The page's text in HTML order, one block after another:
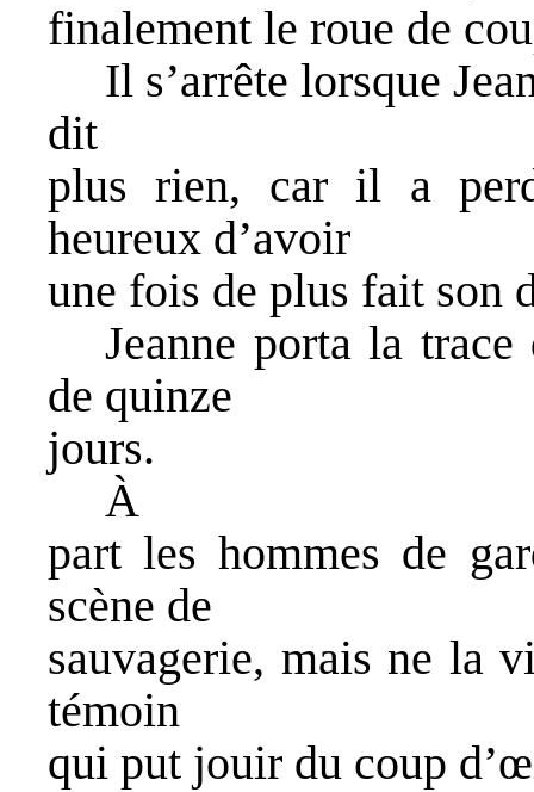
finalement le roue de
Il s’arrête lorsque
dit
plus rien, car il a
heureux d’avoir
une fois de plus fait son
Jeanne porta la
de quinze
jours.
À
part les hommes de
scène de
sauvagerie, mais ne la
témoin
qui put jouir du coup